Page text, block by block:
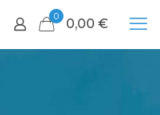
0 0,00 €